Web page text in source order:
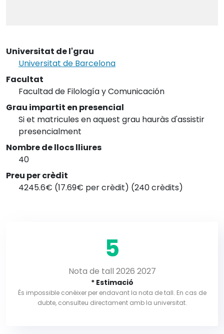
Universitat de l'grau
Universitat de Barcelona
Facultat
Facultad de Filología y Comunicación
Grau impartit en presencial
Si et matricules en aquest grau hauràs d'assistir
presencialment
Nombre de llocs lliures
40
Preu per crèdit
4245.6€ (17.69€ per crèdit) (240 crèdits)
5
Nota de tall 2026 2027
* Estimació
És impossible conèixer per endavant la nota de tall. En cas de
dubte, consulteu directament amb la universitat.